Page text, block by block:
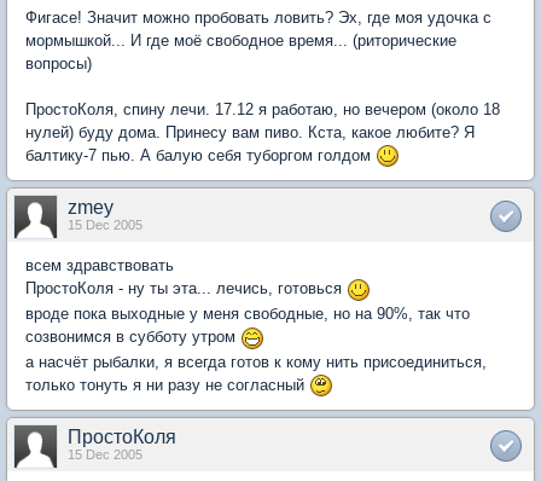
Фигасе! Значит можно пробовать ловить? Эх, где моя удочка с
мормышкой... И где моё свободное время... (риторические
вопросы)
ПростоКоля, спину лечи. 17.12 я работаю, но вечером (около 18
нулей) буду дома. Принесу вам пиво. Кста, какое любите? Я
балтику-7 пью. А балую себя туборгом голдом
zmey
15 Dec 2005
всем здравствовать
ПростоКоля - ну ты эта... лечись, готовься
вроде пока выходные у меня свободные, но на 90%, так что
созвонимся в субботу утром
а насчёт рыбалки, я всегда готов к кому нить присоединиться,
только тонуть я ни разу не согласный
ПростоКоля
15 Dec 2005